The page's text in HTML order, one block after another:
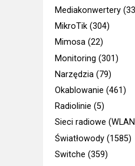
Mediakonwertery
MikroTik (304)
Mimosa (22)
Monitoring (301)
Narzędzia (79)
Okablowanie (461)
Radiolinie (5)
Sieci radiowe
Światłowody (1585)
Switche (359)